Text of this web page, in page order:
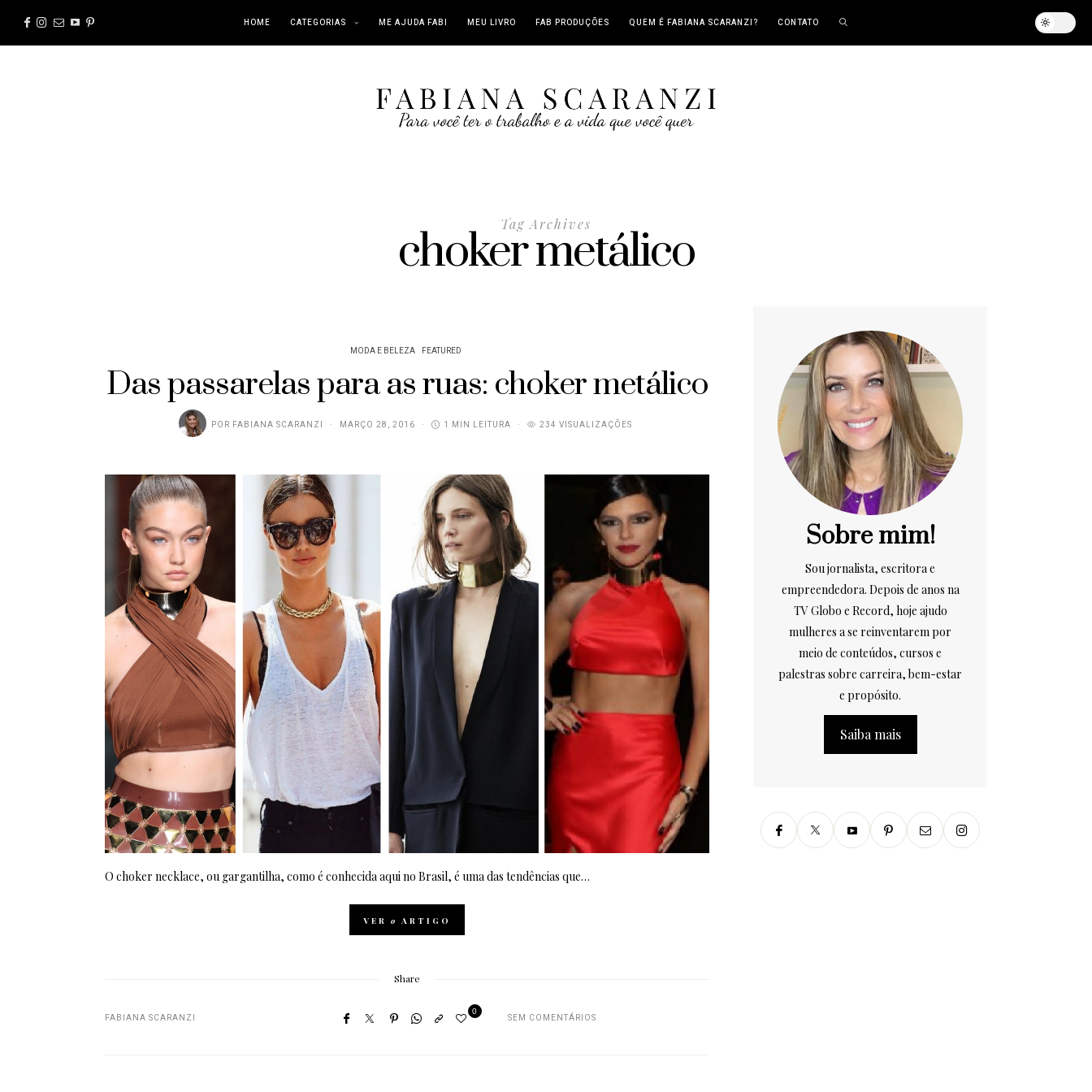
HOME CATEGORIAS ME AJUDA FABI MEU LIVRO FAB PRODUÇÕES QUEM É FABIANA SCARANZI? CONTATO
Tag Archives
choker metálico
MODA E BELEZA FEATURED
Das passarelas para as ruas: choker metálico
POR FABIANA SCARANZI MARÇO 28, 2016 1 MIN LEITURA 234 VISUALIZAÇÕES
O choker necklace, ou gargantilha, como é conhecida aqui no Brasil, é uma das tendências que…
VER o ARTIGO
Share
FABIANA SCARANZI
0
SEM COMENTÁRIOS
Sobre mim!
Sou jornalista, escritora e
empreendedora. Depois de anos na
TV Globo e Record, hoje ajudo
mulheres a se reinventarem por
meio de conteúdos, cursos e
palestras sobre carreira, bem-estar
e propósito.
Saiba mais